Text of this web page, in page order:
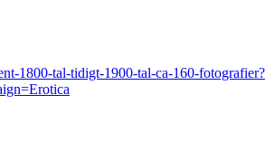
1800-tal-tidigt-1900-tal-ca-160-fotografier?